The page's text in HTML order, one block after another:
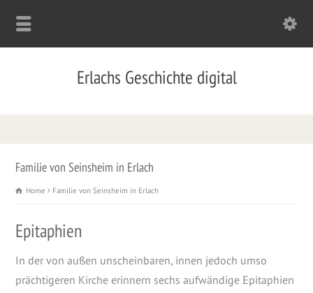
Erlachs Geschichte digital
Familie von Seinsheim in Erlach
Home Familie von Seinsheim in Erlach
Epitaphien
In der von außen unscheinbaren, innen jedoch umso
prächtigeren Kirche erinnern sechs aufwändige Epitaphien